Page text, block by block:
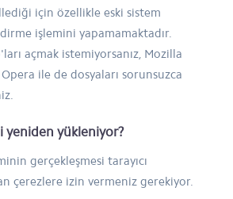
için özellikle eski sistem
işlemini yapamamaktadır.
açmak istemiyorsanız, Mozilla
ile de dosyaları sorunsuzca
yeniden yükleniyor?
gerçekleşmesi tarayıcı
çerezlere izin vermeniz gerekiyor.